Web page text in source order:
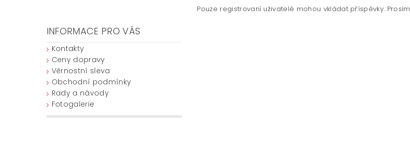
INFORMACE PRO VÁS
Kontakty
Ceny dopravy
Věrnostní sleva
Obchodní podmínky
Rady a návody
Fotogalerie
Pouze registrovaní uživatelé mohou vkládat příspěvky. Prosím